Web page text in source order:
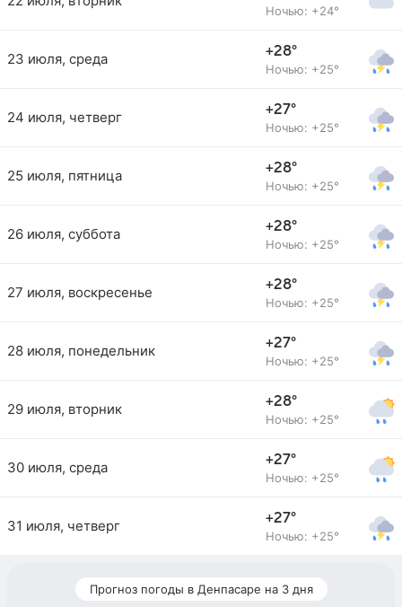
Ночью: +24°
23 июля, среда +28°
Ночью: +25°
24 июля, четверг +27°
Ночью: +25°
25 июля, пятница +28°
Ночью: +25°
26 июля, суббота +28°
Ночью: +25°
27 июля, воскресенье +28°
Ночью: +25°
28 июля, понедельник +27°
Ночью: +25°
29 июля, вторник +28°
Ночью: +25°
30 июля, среда +27°
Ночью: +25°
31 июля, четверг +27°
Ночью: +25°
Прогноз погоды в Денпасаре на 3 дня